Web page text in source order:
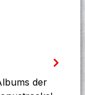
der